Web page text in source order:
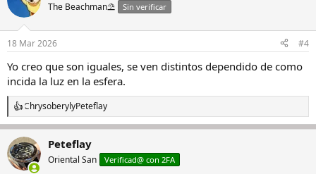
The Beachman⛱️ Sin verificar
18 Mar 2026 #4
Yo creo que son iguales, se ven distintos dependido de como
incida la luz en la esfera.
R
e
a
c
c
i
ChrysoberylyPeteflay
Peteflay
Oriental San Verificad@ con 2FA